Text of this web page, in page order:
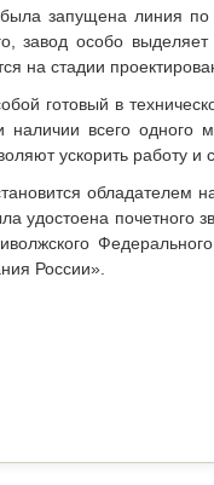
запущена линия
завод особо
на стадии
готовый в
всего одного
ускорить работу и
удостоена почетного
России».